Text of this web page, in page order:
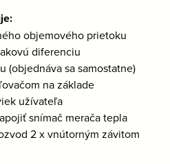
objemového prietoku
diferenciu
(objednáva sa samostatne)
na základe
užívateľa
snímač merača tepla
2 x vnútorným závitom